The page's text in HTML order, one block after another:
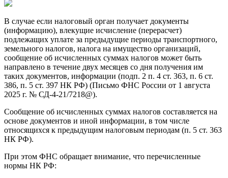
В случае если налоговый орган получает документы
(информацию), влекущие исчисление (перерасчет)
подлежащих уплате за предыдущие периоды транспортного,
земельного налогов, налога на имущество организаций,
сообщение об исчисленных суммах налогов может быть
направлено в течение двух месяцев со дня получения им
таких документов, информации (подп. 2 п. 4 ст. 363, п. 6 ст.
386, п. 5 ст. 397 НК РФ) (Письмо ФНС России от 1 августа
2025 г. № СД-4-21/7218@).
Сообщение об исчисленных суммах налогов составляется на
основе документов и иной информации, в том числе
относящихся к предыдущим налоговым периодам (п. 5 ст. 363
НК РФ).
При этом ФНС обращает внимание, что перечисленные
нормы НК РФ: